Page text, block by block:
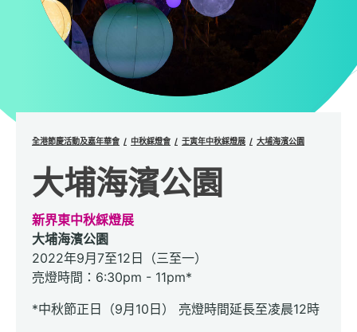
全港節慶活動及嘉年華會 中秋綵燈會 壬寅年中秋綵燈展 大埔海濱公園
大埔海濱公園
新界東中秋綵燈展
大埔海濱公園
2022年9月7至12日（三至一）
亮燈時間：6:30pm - 11pm*
*中秋節正日（9月10日） 亮燈時間延長至凌晨12時